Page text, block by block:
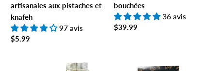
artisanales aux pistaches et
knafeh
97 avis
Prix normal
$5.99
bouchées
36 avis
Prix normal
$39.99
L'érablière | Panier cadeau de produits d'érable du Québec
Barres de chocolat au beurre